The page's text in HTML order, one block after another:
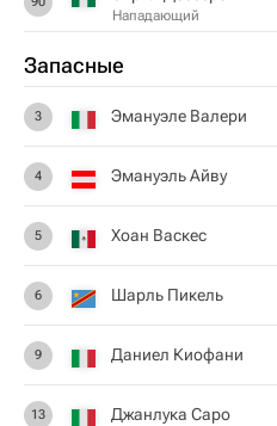
Нападающий
Запасные
3 Эмануэле Валери
4 Эмануэль Айву
5 Хоан Васкес
6 Шарль Пикель
9 Даниел Киофани
13 Джанлука Саро